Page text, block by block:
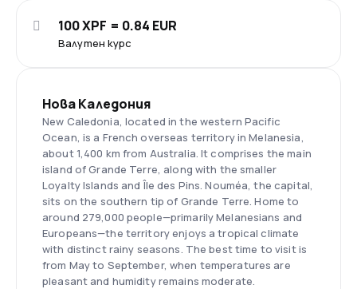
Валутен курс
100 XPF = 0.84 EUR
Нова Каледония
New Caledonia, located in the western Pacific
Ocean, is a French overseas territory in Melanesia,
about 1,400 km from Australia. It comprises the main
island of Grande Terre, along with the smaller
Loyalty Islands and Île des Pins. Nouméa, the capital,
sits on the southern tip of Grande Terre. Home to
around 279,000 people—primarily Melanesians and
Europeans—the territory enjoys a tropical climate
with distinct rainy seasons. The best time to visit is
from May to September, when temperatures are
pleasant and humidity remains moderate.